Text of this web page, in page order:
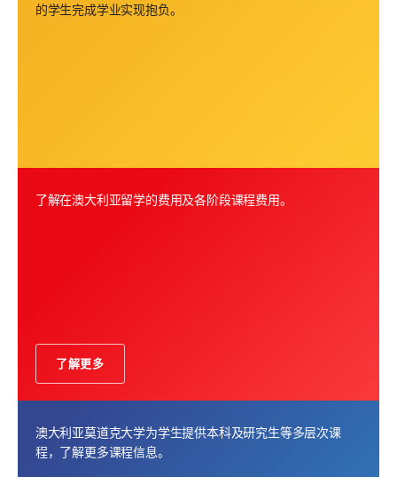
的学生完成学业实现抱负。
了解在澳大利亚留学的费用及各阶段课程费用。
了解更多
澳大利亚莫道克大学为学生提供本科及研究生等多层次课
程，了解更多课程信息。